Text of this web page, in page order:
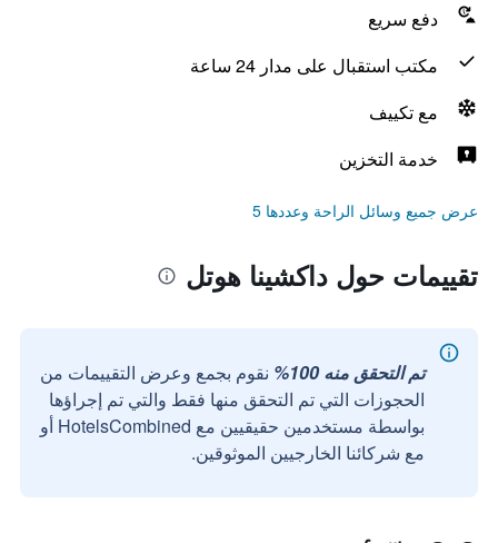
دفع سريع
مكتب استقبال على مدار 24 ساعة
مع تكييف
خدمة التخزين
عرض جميع وسائل الراحة وعددها 5
تقييمات حول داكشينا هوتل
تم التحقق منه 100%
نقوم بجمع وعرض التقييمات من
الحجوزات التي تم التحقق منها فقط والتي تم إجراؤها
بواسطة مستخدمين حقيقيين مع HotelsCombined أو
مع شركائنا الخارجيين الموثوقين.